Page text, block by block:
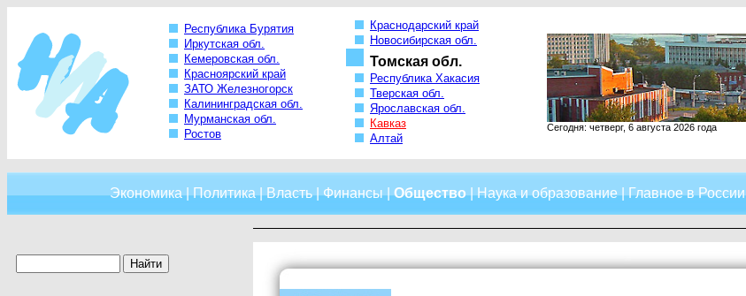
Республика Бурятия
Иркутская обл.
Кемеровская обл.
Красноярский край
ЗАТО Железногорск
Калининградская обл.
Мурманская обл.
Ростов
Краснодарский край
Новосибирская обл.
Томская обл.
Республика Хакасия
Тверская обл.
Ярославская обл.
Кавказ
Алтай
Сегодня: четверг, 6 августа 2026 года
Экономика|Политика|Власть|Финансы|Общество|Наука и образование|Главное в России